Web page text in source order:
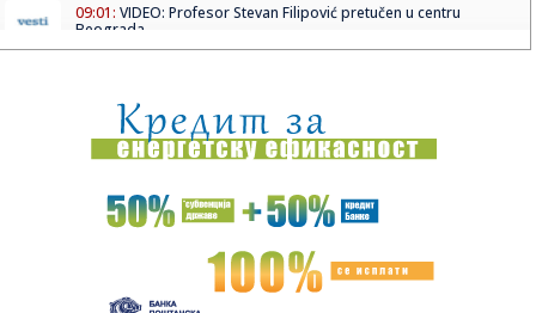
09:01: VIDEO: Profesor Stevan Filipović pretučen u centru
Beograda
09:00:Pokradena Emina Jahović: Ostala bez 50.000 evra! Pevačica
očaj...
08:59:Без воде део Лимана 3
Apatin: Ede Višinka novi sportski direktor „Mladosti“ iz